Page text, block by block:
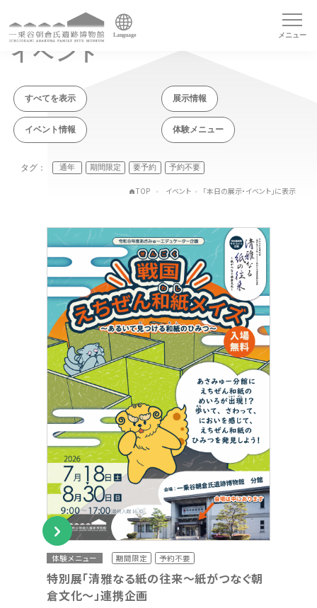
メニュー
Language
トップページ
本日の博物館
博物館のご案内
遺跡のご紹介
アクセス
各種申請 Applications
イベント
TOP イベント 「本日の展示・イベント」に表示
体験メニュー 期間限定 予約不要
特別展「清雅なる紙の往来～紙がつなぐ朝
倉文化～」連携企画
すべてを表示 展示情報
イベント情報 体験メニュー
タグ： 通年 期間限定 要予約 予約不要